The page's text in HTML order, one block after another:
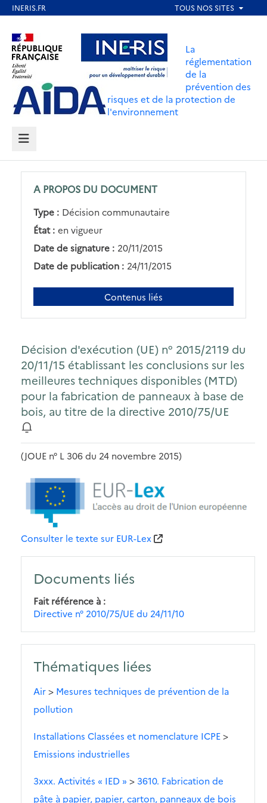
contenu
principal
Aller au contenu Aller au menu
Aller au pied de page
La
réglementation
de la
prévention des
risques et de la protection de
l'environnement
MENU
A PROPOS DU DOCUMENT
Type : Décision communautaire
État : en vigueur
Date de signature : 20/11/2015
Date de publication : 24/11/2015
Contenus liés
Décision d'exécution (UE) n° 2015/2119 du
20/11/15 établissant les conclusions sur les
meilleures techniques disponibles (MTD)
pour la fabrication de panneaux à base de
bois, au titre de la directive 2010/75/UE
(JOUE n° L 306 du 24 novembre 2015)
Consulter le texte sur EUR-Lex
Documents liés
Fait référence à
Directive n° 2010/75/UE du 24/11/10
Thématiques liées
Air> Mesures techniques de prévention de la
pollution
Installations Classées et nomenclature ICPE>
Emissions industrielles
3xxx. Activités « IED » > 3610. Fabrication de
pâte à papier, papier, carton, panneaux de bois